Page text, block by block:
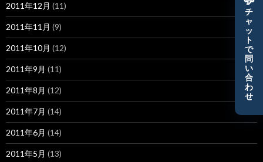
2011年12月 (11)
2011年11月 (9)
2011年10月 (12)
2011年9月 (11)
2011年8月 (12)
2011年7月 (14)
2011年6月 (14)
2011年5月 (13)
チ
ャ
ッ
ト
で
問
い
合
わ
せ